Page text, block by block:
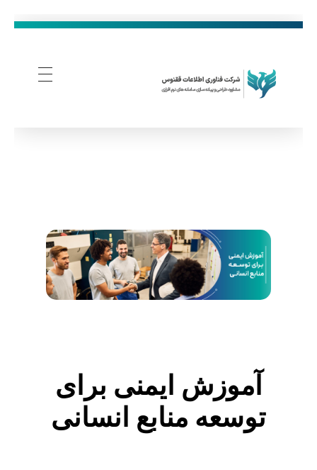
م
و
ش
آموزش ایمنی برای
توسعه منابع انسانی